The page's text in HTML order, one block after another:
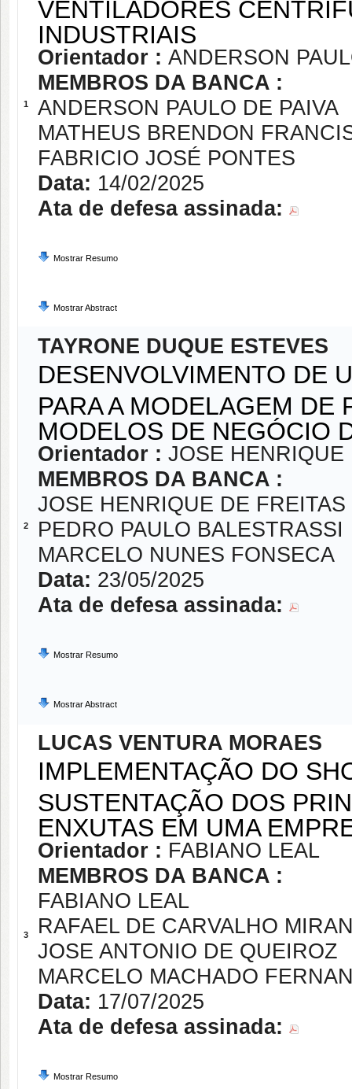
1
VENTILADORES
INDUSTRIAIS
Orientador : ANDERSON
MEMBROS DA BANCA :
ANDERSON PAULO DE PAIVA
MATHEUS BRENDON
FABRICIO JOSÉ PONTES
Data: 14/02/2025
Ata de defesa assinada:
Mostrar Resumo
Mostrar Abstract
2
TAYRONE DUQUE ESTEVES
DESENVOLVIMENTO DE
PARA A MODELAGEM DE
MODELOS DE NEGÓCIO
Orientador : JOSE HENRIQUE
MEMBROS DA BANCA :
JOSE HENRIQUE DE FREITAS
PEDRO PAULO BALESTRASSI
MARCELO NUNES FONSECA
Data: 23/05/2025
Ata de defesa assinada:
Mostrar Resumo
Mostrar Abstract
3
LUCAS VENTURA MORAES
IMPLEMENTAÇÃO DO
SUSTENTAÇÃO DOS
ENXUTAS EM UMA
Orientador : FABIANO LEAL
MEMBROS DA BANCA :
FABIANO LEAL
RAFAEL DE CARVALHO
JOSE ANTONIO DE QUEIROZ
MARCELO MACHADO
Data: 17/07/2025
Ata de defesa assinada:
Mostrar Resumo